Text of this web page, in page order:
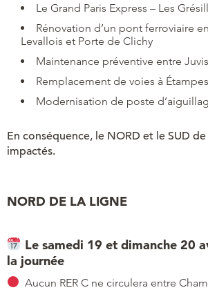
Le Grand Paris Express – Les
Rénovation d’un pont ferroviaire
Levallois et Porte de Clichy
Maintenance préventive entre
Remplacement de voies à Étampes
Modernisation de poste
En conséquence, le NORD et le SUD
impactés.
NORD DE LA LIGNE
Le samedi 19 et dimanche 20
la journée
Aucun RER C ne circulera entre